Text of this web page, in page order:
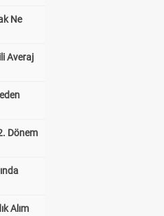
Ne
Averaj
Dönem
Alım